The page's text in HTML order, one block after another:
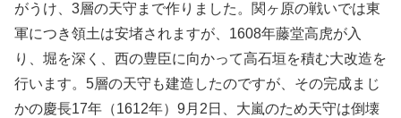
がうけ、3層の天守まで作りました。関ヶ原の戦いでは東
軍につき領土は安堵されますが、1608年藤堂高虎が入
り、堀を深く、西の豊臣に向かって高石垣を積む大改造を
行います。5層の天守も建造したのですが、その完成まじ
かの慶長17年（1612年）9月2日、大嵐のため天守は倒壊